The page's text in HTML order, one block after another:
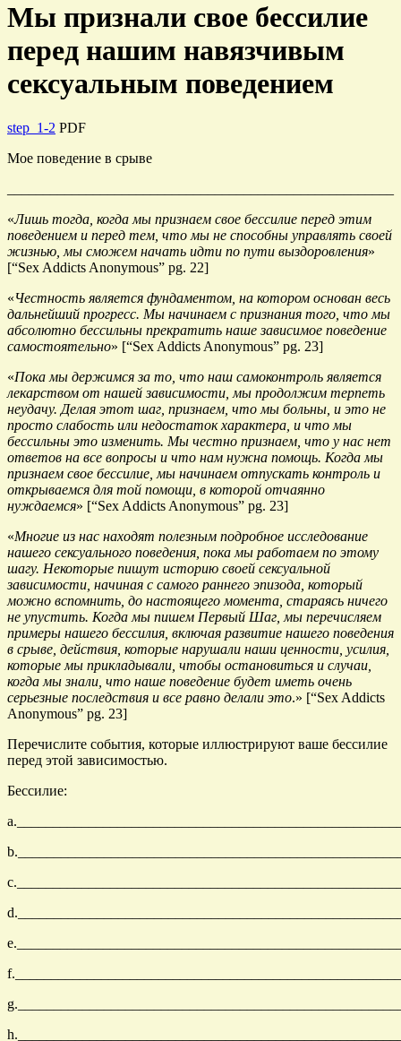
Мы признали свое бессилие
перед нашим навязчивым
сексуальным поведением
step_1-2 PDF
Мое поведение в срыве
«Лишь тогда, когда мы признаем свое бессилие перед этим
поведением и перед тем, что мы не способны управлять своей
жизнью, мы сможем начать идти по пути выздоровления»
[“Sex Addicts Anonymous” pg. 22]
«Честность является фундаментом, на котором основан весь
дальнейший прогресс. Мы начинаем с признания того, что мы
абсолютно бессильны прекратить наше зависимое поведение
самостоятельно» [“Sex Addicts Anonymous” pg. 23]
«Пока мы держимся за то, что наш самоконтроль является
лекарством от нашей зависимости, мы продолжим терпеть
неудачу. Делая этот шаг, признаем, что мы больны, и это не
просто слабость или недостаток характера, и что мы
бессильны это изменить. Мы честно признаем, что у нас нет
ответов на все вопросы и что нам нужна помощь. Когда мы
признаем свое бессилие, мы начинаем отпускать контроль и
открываемся для той помощи, в которой отчаянно
нуждаемся» [“Sex Addicts Anonymous” pg. 23]
«Многие из нас находят полезным подробное исследование
нашего сексуального поведения, пока мы работаем по этому
шагу. Некоторые пишут историю своей сексуальной
зависимости, начиная с самого раннего эпизода, который
можно вспомнить, до настоящего момента, стараясь ничего
не упустить. Когда мы пишем Первый Шаг, мы перечисляем
примеры нашего бессилия, включая развитие нашего поведения
в срыве, действия, которые нарушали наши ценности, усилия,
которые мы прикладывали, чтобы остановиться и случаи,
когда мы знали, что наше поведение будет иметь очень
серьезные последствия и все равно делали это.» [“Sex Addicts
Anonymous” pg. 23]
Перечислите события, которые иллюстрируют ваше бессилие
перед этой зависимостью.
Бессилие: